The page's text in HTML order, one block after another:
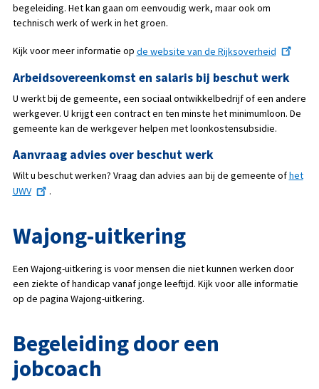
begeleiding. Het kan gaan om eenvoudig werk, maar ook om
technisch werk of werk in het groen.
Kijk voor meer informatie op de website van de Rijksoverheid
Arbeidsovereenkomst en salaris bij beschut werk
U werkt bij de gemeente, een sociaal ontwikkelbedrijf of een andere
werkgever. U krijgt een contract en ten minste het minimumloon. De
gemeente kan de werkgever helpen met loonkostensubsidie.
Aanvraag advies over beschut werk
Wilt u beschut werken? Vraag dan advies aan bij de gemeente ofhet
UWV
.
Wajong-uitkering
Een Wajong-uitkering is voor mensen die niet kunnen werken door
een ziekte of handicap vanaf jonge leeftijd. Kijk voor alle informatie
op de pagina Wajong-uitkering.
Begeleiding door een
jobcoach